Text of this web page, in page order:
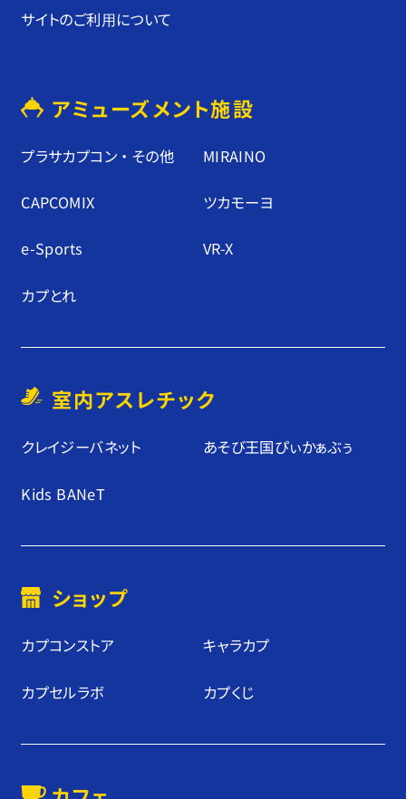
サイトのご利⽤について
アミューズメント施設
プラサカプコン ・ その他 MIRAINO
CAPCOMIX ツカモーヨ
e-Sports VR-X
カプとれ
室内アスレチック
クレイジーバネット あそび王国ぴぃかぁぶぅ
Kids BANeT
ショップ
カプコンストア キャラカプ
カプセルラボ カプくじ